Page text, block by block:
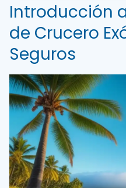
Introducción
de Crucero
Seguros